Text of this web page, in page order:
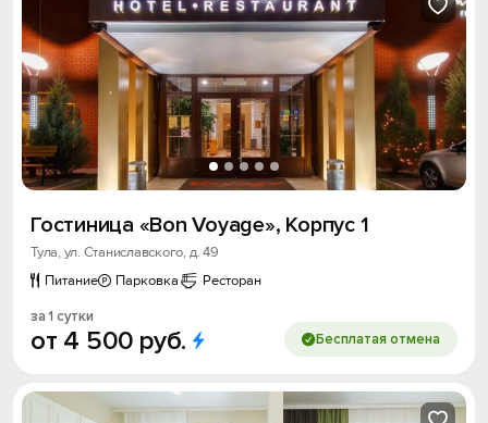
Гостиница «Bon Voyage», Корпус 1
Тула, ул. Станиславского, д. 49
Питание
Парковка Ресторан
за 1 сутки
от 4 500 руб. Бесплатая отмена